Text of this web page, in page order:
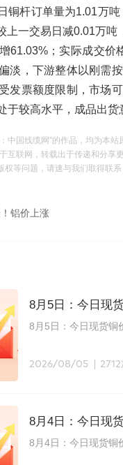
铜杆订单量为1.01万
上一交易日减0.01万
61.03%；实际成交
淡，下游整体以刚需
发票额度限制，市场
于较高水平，成品出货
中国线缆网"的作品，均为本
互联网，转载出于传递和分
等问题，请速与我们取得联
铝价上涨
8月5日：今日现
8月5日：今日现货铜
2026/08/05
8月4日：今日现
8月4日：今日现货铜